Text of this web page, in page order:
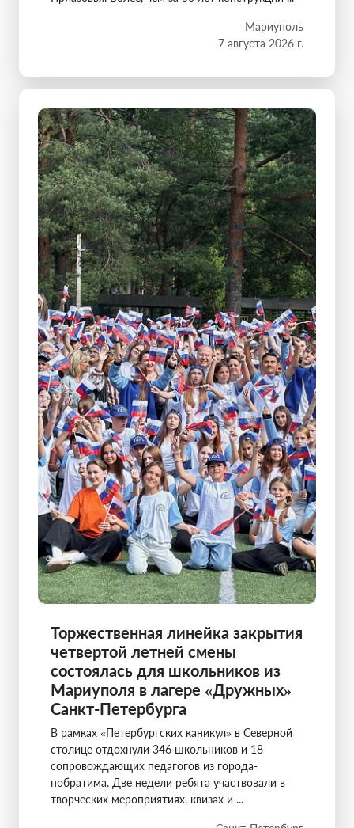
Мариуполь
7 августа 2026 г.
Торжественная линейка закрытия
четвертой летней смены
состоялась для школьников из
Мариуполя в лагере «Дружных»
Санкт-Петербурга
В рамках «Петербургских каникул» в Северной
столице отдохнули 346 школьников и 18
сопровождающих педагогов из города-
побратима. Две недели ребята участвовали в
творческих мероприятиях, квизах и ...